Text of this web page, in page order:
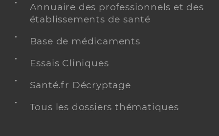
Annuaire des professionnels et des
établissements de santé
Base de médicaments
Essais Cliniques
Santé.fr Décryptage
Tous les dossiers thématiques